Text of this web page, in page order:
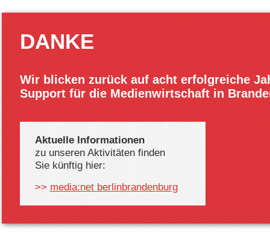
DANKE
Wir blicken zurück auf acht erfolgreiche
Support für die Medienwirtschaft in
Aktuelle Informationen
zu unseren Aktivitäten finden
Sie künftig hier:
>>media:net berlinbrandenburg